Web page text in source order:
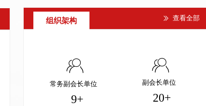
ꅀ 查看全部
组织架构
常务副会长单位
9+
ꁘ
副会长单位
20+
ꁘ